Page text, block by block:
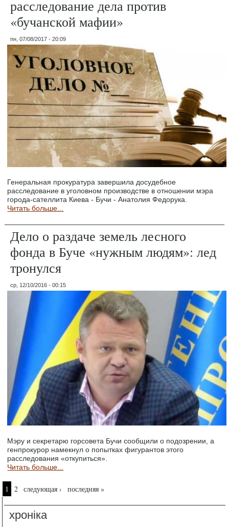
расследование дела против
«бучанской мафии»
пн, 07/08/2017 - 20:09
Генеральная прокуратура завершила досудебное
расследование в уголовном производстве в отношении мэра
города-сателлита Киева - Бучи - Анатолия Федорука.
Читать больше...
Дело о раздаче земель лесного
фонда в Буче «нужным людям»: лед
тронулся
ср, 12/10/2016 - 00:15
Мэру и секретарю горсовета Бучи сообщили о подозрении, а
генпрокурор намекнул о попытках фигурантов этого
расследования «откупиться».
Читать больше...
Страницы
1 2 следующая › последняя »
хроніка